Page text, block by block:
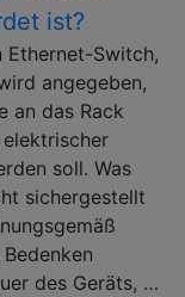
ist?
Ethernet-Switch,
angegeben,
an das Rack
soll. Was
sichergestellt
des Geräts, …